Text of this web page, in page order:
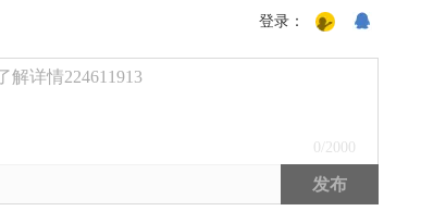
登录：
解详情224611913
0 /2000
发布